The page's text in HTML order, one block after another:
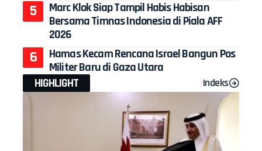
Marc Klok Siap Tampil Habis Habisan
Bersama Timnas Indonesia di Piala AFF
2026
Hamas Kecam Rencana Israel Bangun Pos
Militer Baru di Gaza Utara
HIGHLIGHT
Indeks